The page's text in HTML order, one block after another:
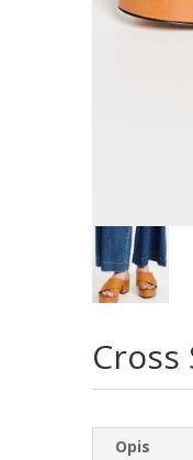
Cross
Opis